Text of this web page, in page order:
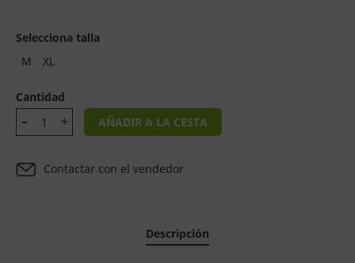
Selecciona talla
M
XL
Cantidad
AÑADIR A LA CESTA
Contactar con el vendedor
Descripción